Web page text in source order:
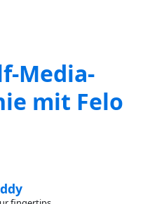
Media-
mit Felo